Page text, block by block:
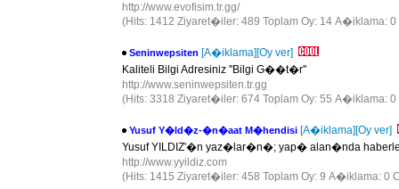
http://www.evofisim.tr.gg/
(Hits: 1412 Ziyaret�iler: 489 Toplam Oy: 14 A�iklama:
Seninwepsiten [A�iklama][Oy ver]
Kaliteli Bilgi Adresiniz ''Bilgi G��t�r''
http://www.seninwepsiten.tr.gg
(Hits: 3318 Ziyaret�iler: 674 Toplam Oy: 55 A�iklama:
Yusuf Y�ld�z-�n�aat M�hendisi [A�iklama][Oy ver]
Yusuf YILDIZ'�n yaz�lar�n�; yap� alan�nda
http://www.yyildiz.com
(Hits: 1415 Ziyaret�iler: 458 Toplam Oy: 9 A�iklama: 0